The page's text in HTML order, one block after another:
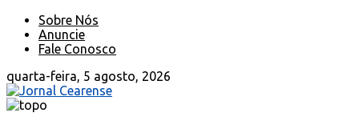
Sobre Nós
Anuncie
Fale Conosco
quarta-feira, 5 agosto, 2026